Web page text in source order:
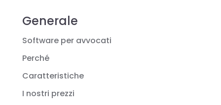
Generale
Software per avvocati
Perché
Caratteristiche
I nostri prezzi